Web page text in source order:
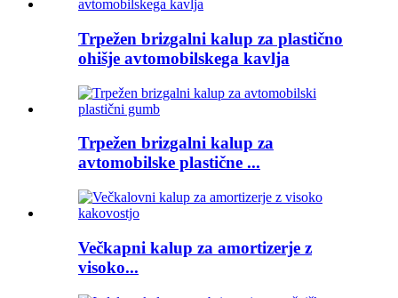
Trpežen brizgalni kalup za plastično
ohišje avtomobilskega kavlja
Trpežen brizgalni kalup za
avtomobilske plastične ...
Večkapni kalup za amortizerje z
visoko...